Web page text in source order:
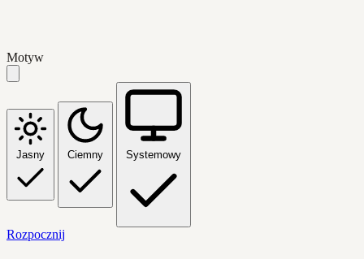
Motyw
Jasny Ciemny Systemowy
Rozpocznij